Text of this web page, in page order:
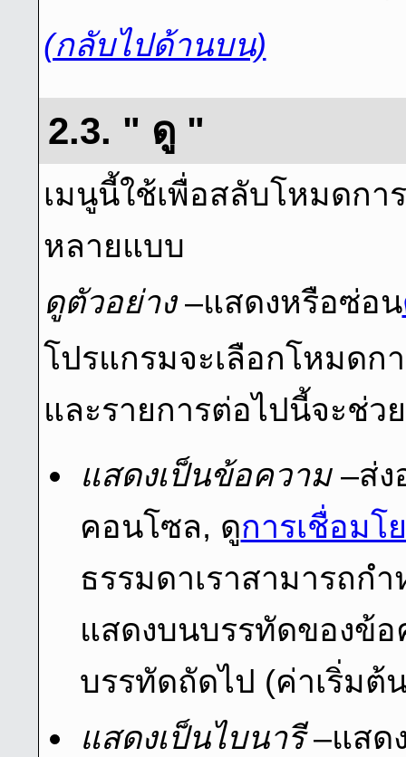
(กลับไปด้านบน)
2.3. " ดู "
เมนูนี้ใช้เพื่อสลับโหมดกา
หลายแบบ
ดูตัวอย่าง–แสดงหรือซ่อน
โปรแกรมจะเลือกโหมดก
และรายการต่อไปนี้จะช่ว
แสดงเป็นข้อความ–ส่ง
คอนโซล, ดูการเชื่อมโ
ธรรมดาเราสามารถกํ
แสดงบนบรรทัดของข้
บรรทัดถัดไป (ค่าเริ่มต้
แสดงเป็นไบนารี–แสด